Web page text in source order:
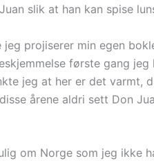
slik at han kan spise
projiserer min egen
første gang
jeg at her er det varmt,
årene aldri sett Don
om Norge som jeg ikke